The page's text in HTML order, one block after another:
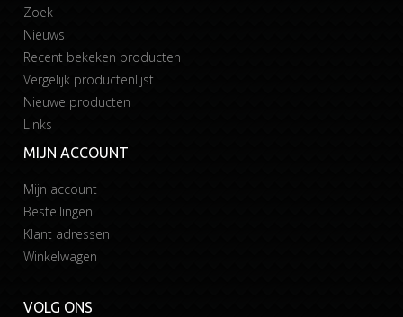
Zoek
Nieuws
Recent bekeken producten
Vergelijk productenlijst
Nieuwe producten
Links
MIJN ACCOUNT
Mijn account
Bestellingen
Klant adressen
Winkelwagen
VOLG ONS